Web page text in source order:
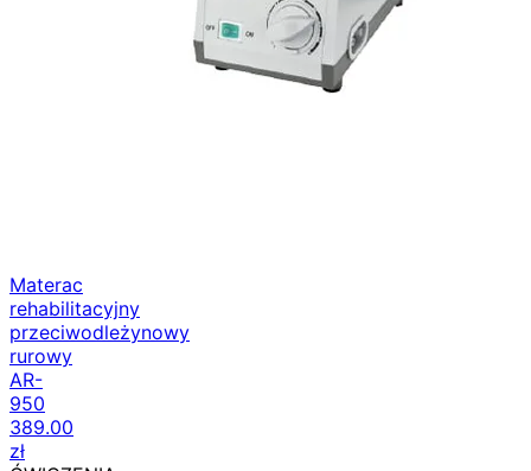
Materac
rehabilitacyjny
przeciwodleżynowy
rurowy
AR-
950
389.00
zł